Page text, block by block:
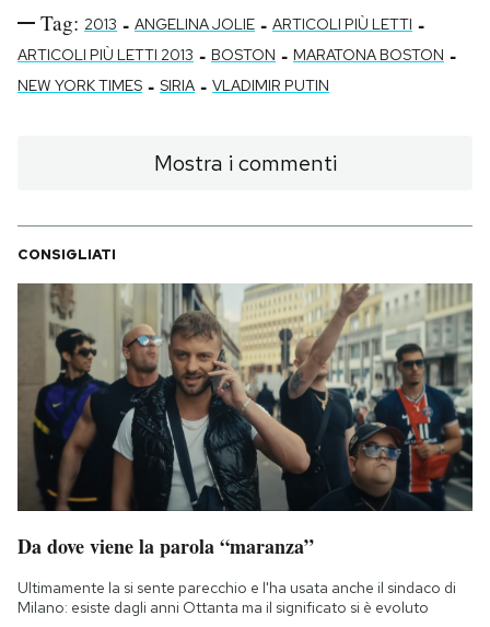
Tag: 2013 - ANGELINA JOLIE - ARTICOLI PIÙ LETTI -
ARTICOLI PIÙ LETTI 2013 - BOSTON - MARATONA BOSTON -
NEW YORK TIMES - SIRIA - VLADIMIR PUTIN
Mostra i commenti
CONSIGLIATI
Da dove viene la parola “maranza”
Ultimamente la si sente parecchio e l'ha usata anche il sindaco di
Milano: esiste dagli anni Ottanta ma il significato si è evoluto